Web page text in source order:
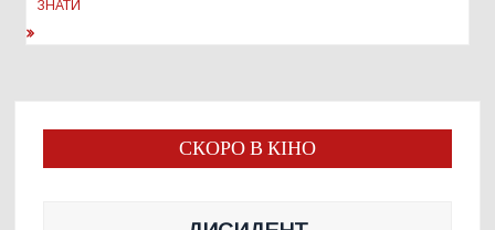
ЗНАТИ
СКОРО В КІНО